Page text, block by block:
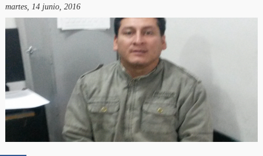
martes, 14 junio, 2016